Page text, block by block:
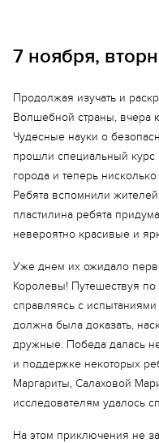
7 ноября,
Продолжая изучать и
Волшебной страны, вчера
Чудесные науки о
прошли специальный
города и теперь
Ребята вспомнили
пластилина ребята
невероятно красивые и
Уже днем их ожидало
Королевы! Путешествуя
справляясь с
должна была доказать,
дружные. Победа далась
и поддержке некоторых
Маргариты, Салаховой
исследователям удалось
На этом приключения не